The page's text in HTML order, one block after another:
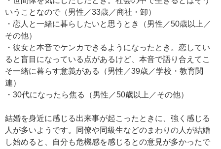
いうことなので（男性／33歳／商社・卸）
・恋人と一緒に暮らしたいと思うとき（男性／50歳以上／
その他）
・彼女と本音でケンカできるようになったとき。恋してい
ると盲目になっている点があるけど、本音で語り合えてこ
そ一緒に暮らす意義がある（男性／39歳／学校・教育関
連）
・30代になったら焦る（男性／50歳以上／その他）
結婚を身近に感じる出来事が起こったときに、強く感じる
人が多いようです。同僚や同級生などのまわりの人が結婚
し始めると、自分も危機感を感じるとの意見が多かったで